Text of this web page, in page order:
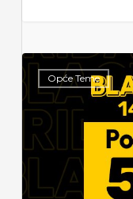
Opće Teme